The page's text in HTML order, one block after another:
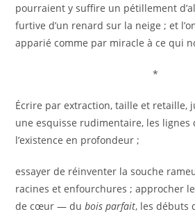
pourraient y suffire un pétillement
furtive d’un renard sur la neige ; et
apparié comme par miracle à ce qui
*
Écrire par extraction, taille et retaille,
une esquisse rudimentaire, les
l’existence en profondeur ;
essayer de réinventer la souche
racines et enfourchures ; approcher
de cœur — dubois parfait, les débuts